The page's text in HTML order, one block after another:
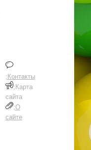
;Контакты
;Карта
сайта
;О
сайте